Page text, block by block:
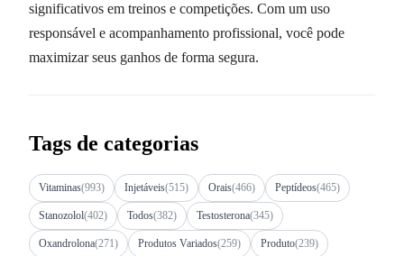
significativos em treinos e competições. Com um uso
responsável e acompanhamento profissional, você pode
maximizar seus ganhos de forma segura.
Tags de categorias
Vitaminas(993) Injetáveis(515) Orais(466) Peptídeos(465)
Stanozolol(402) Todos(382) Testosterona(345)
Oxandrolona(271) Produtos Variados(259) Produto(239)